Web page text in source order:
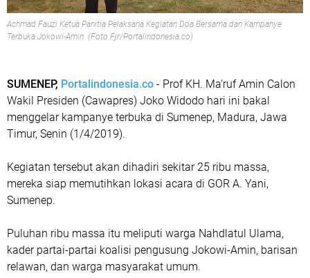
Achmad Fauzi Ketua Panitia Pelaksana Kegiatan Doa Bersama dan Kampanye
Terbuka Jokowi-Amin. (Foto Fjr/Portalindonesia.co)
SUMENEP, Portalindonesia.co - Prof KH. Ma'ruf Amin Calon
Wakil Presiden (Cawapres) Joko Widodo hari ini bakal
menggelar kampanye terbuka di Sumenep, Madura, Jawa
Timur, Senin (1/4/2019).
Kegiatan tersebut akan dihadiri sekitar 25 ribu massa,
mereka siap memutihkan lokasi acara di GOR A. Yani,
Sumenep.
Puluhan ribu massa itu meliputi warga Nahdlatul Ulama,
kader partai-partai koalisi pengusung Jokowi-Amin, barisan
relawan, dan warga masyarakat umum.